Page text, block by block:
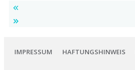
IMPRESSUM HAFTUNGSHINWEIS